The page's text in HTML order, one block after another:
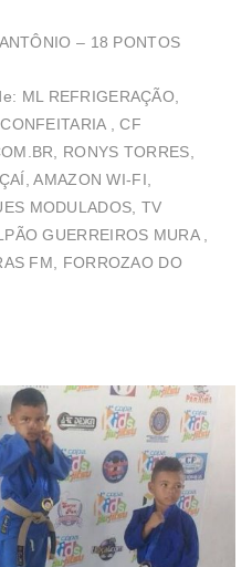
– 18 PONTOS
ML REFRIGERAÇÃO,
, CF
RONYS TORRES,
AMAZON WI-FI,
MODULADOS, TV
GUERREIROS MURA ,
FM, FORROZAO DO